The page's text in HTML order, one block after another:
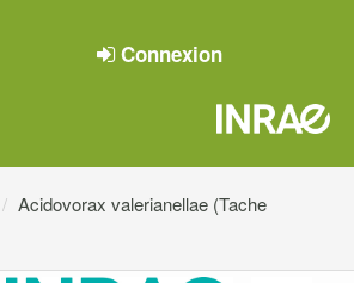
Connexion
Acidovorax valerianellae (Tache